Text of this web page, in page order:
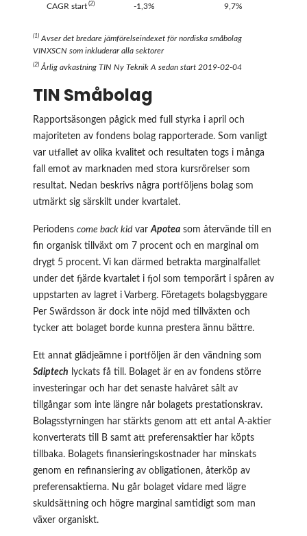
CAGR start (2) -1,3% 9,7%
(1) Avser det bredare jämförelseindexet för nordiska småbolag
VINXSCN som inkluderar alla sektorer
(2) Årlig avkastning TIN Ny Teknik A sedan start 2019-02-04
TIN Småbolag
Rapportsäsongen pågick med full styrka i april och
majoriteten av fondens bolag rapporterade. Som vanligt
var utfallet av olika kvalitet och resultaten togs i många
fall emot av marknaden med stora kursrörelser som
resultat. Nedan beskrivs några portföljens bolag som
utmärkt sig särskilt under kvartalet.
Periodens come back kidvarApotea som återvände till en
fin organisk tillväxt om 7 procent och en marginal om
drygt 5 procent. Vi kan därmed betrakta marginalfallet
under det fjärde kvartalet i fjol som temporärt i spåren av
uppstarten av lagret i Varberg. Företagets bolagsbyggare
Per Swärdsson är dock inte nöjd med tillväxten och
tycker att bolaget borde kunna prestera ännu bättre.
Ett annat glädjeämne i portföljen är den vändning som
Sdiptech lyckats få till. Bolaget är en av fondens större
investeringar och har det senaste halvåret sålt av
tillgångar som inte längre når bolagets prestationskrav.
Bolagsstyrningen har stärkts genom att ett antal A-aktier
konverterats till B samt att preferensaktier har köpts
tillbaka. Bolagets finansieringskostnader har minskats
genom en refinansiering av obligationen, återköp av
preferensaktierna. Nu går bolaget vidare med lägre
skuldsättning och högre marginal samtidigt som man
växer organiskt.